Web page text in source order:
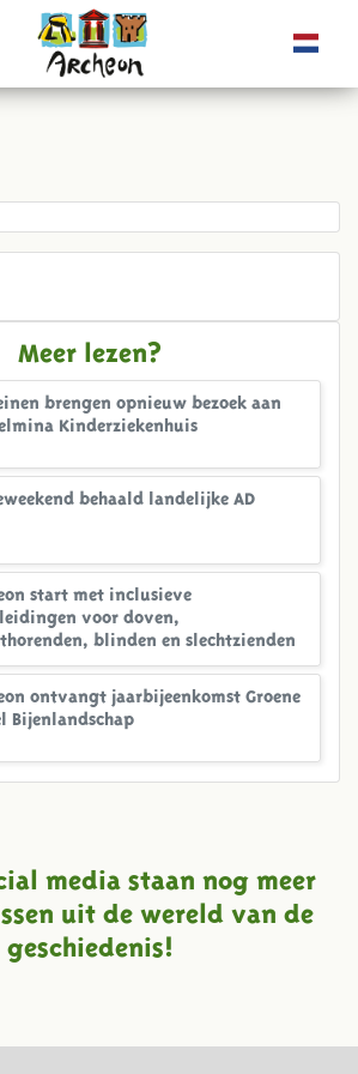
Meer lezen?
brengen opnieuw bezoek aan
Kinderziekenhuis
behaald landelijke AD
start met inclusieve
voor doven,
blinden en slechtzienden
ontvangt jaarbijeenkomst Groene
Bijenlandschap
media staan nog meer
uit de wereld van de
geschiedenis!